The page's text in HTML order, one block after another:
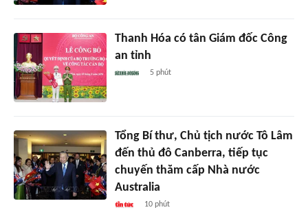
Thanh Hóa có tân Giám đốc Công
an tỉnh
5 phút
Tổng Bí thư, Chủ tịch nước Tô Lâm
đến thủ đô Canberra, tiếp tục
chuyến thăm cấp Nhà nước
Australia
10 phút